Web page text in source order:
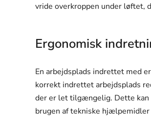
vride overkroppen under løftet,
Ergonomisk
En arbejdsplads indrettet med
korrekt indrettet arbejdsplads
der er let tilgængelig. Dette kan
brugen af tekniske